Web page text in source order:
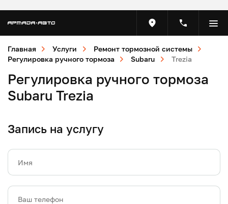
Главная Услуги
Ремонт тормозной системы
Регулировка ручного тормоза
Subaru Trezia
Регулировка ручного тормоза
Subaru Trezia
Запись на услугу
Имя
Ваш телефон